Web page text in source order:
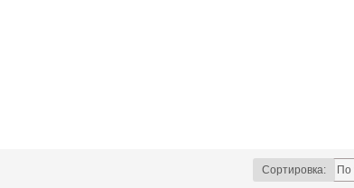
Сортировка: